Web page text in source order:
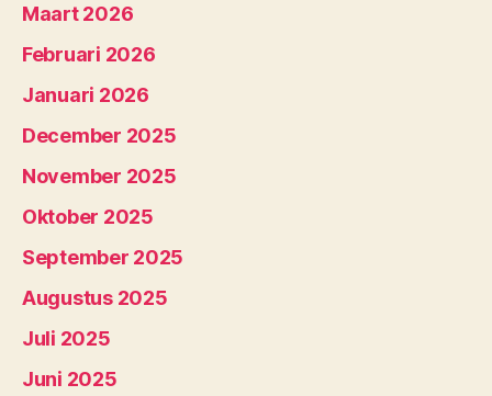
Maart 2026
Februari 2026
Januari 2026
December 2025
November 2025
Oktober 2025
September 2025
Augustus 2025
Juli 2025
Juni 2025